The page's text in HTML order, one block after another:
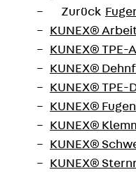
Zurück
KUNEX®
KUNEX®
KUNEX®
KUNEX®
KUNEX®
KUNEX®
KUNEX®
KUNEX®
Schlaufe